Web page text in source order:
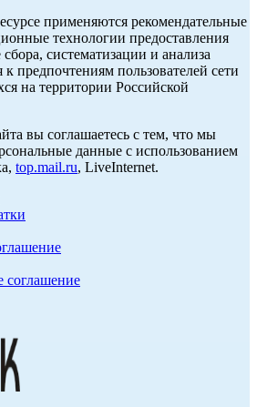
применяются рекомендательные
технологии предоставления
систематизации и анализа
предпочтениям пользователей сети
на территории Российской
вы соглашаетесь с тем, что мы
данные с использованием
top.mail.ru, LiveInternet.
соглашение